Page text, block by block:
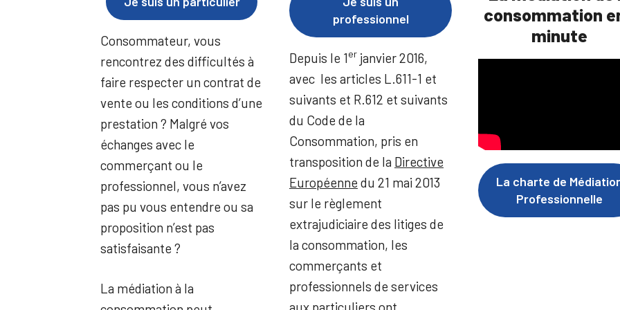
Consommateur, vous
rencontrez des difficultés à
faire respecter un contrat de
vente ou les conditions d’une
prestation ? Malgré vos
échanges avec le
commerçant ou le
professionnel, vous n’avez
pas pu vous entendre ou sa
proposition n’est pas
satisfaisante ?
La médiation à la
professionnel
Depuis le 1er janvier 2016,
avec les articles L.611-1 et
suivants et R.612 et suivants
du Code de la
Consommation, pris en
transposition de la Directive
Européenne du 21 mai 2013
sur le règlement
extrajudiciaire des litiges de
la consommation, les
commerçants et
professionnels de services
aux particuliers ont
consommation
minute
La charte de
Professionnelle